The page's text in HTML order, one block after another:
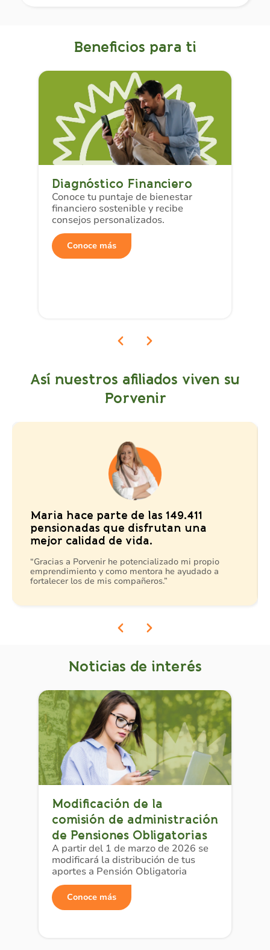
Beneficios para ti
Diagnóstico Financiero
Conoce tu puntaje de bienestar
financiero sostenible y recibe
consejos personalizados.
Conoce más
Así nuestros afiliados viven su
Porvenir
Maria hace parte de las 149.411
pensionadas que disfrutan una
mejor calidad de vida.
“Gracias a Porvenir he potencializado mi propio
emprendimiento y como mentora he ayudado a
fortalecer los de mis compañeros.”
Noticias de interés
Modificación de la
comisión de administración
de Pensiones Obligatorias
A partir del 1 de marzo de 2026 se
modificará la distribución de tus
aportes a Pensión Obligatoria
Conoce más